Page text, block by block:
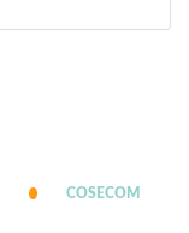
COSECOM